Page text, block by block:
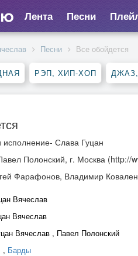
Лента Песни
Песни Все обойдется
РЭП, ХИП-ХОП
исполнение- Слава Гуцан
Полонский, г. Москва (http://
Фарафонов, Владимир
Вячеслав
Вячеслав
Вячеслав , Павел Полонский
, Барды